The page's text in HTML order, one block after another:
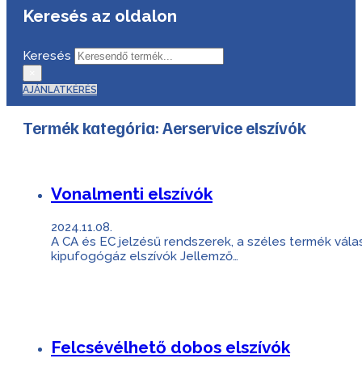
Keresés az oldalon
Keresés
AJÁNLATKÉRÉS
Termék kategória:Aerservice elszívók
Vonalmenti elszívók
2024.11.08.
A CA és EC jelzésű rendszerek, a széles termék
kipufogógáz elszívók Jellemző…
Felcsévélhető dobos elszívók